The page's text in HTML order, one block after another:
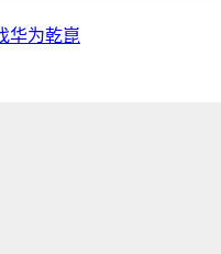
华为乾崑